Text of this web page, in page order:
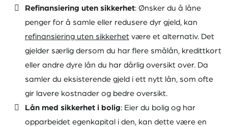
Minst 20 år
En fast inntekt fra arbeid eller pensjon
Ingen betalingsanmerkninger
Les anmeldelse
Refinansiering uten sikkerhet: Ønsker du å låne
penger for å samle eller redusere dyr gjeld, kan
refinansiering uten sikkerhetvære et alternativ. Det
gjelder særlig dersom du har flere smålån, kredittkort
eller andre dyre lån du har dårlig oversikt over. Da
samler du eksisterende gjeld i ett nytt lån, som ofte
gir lavere kostnader og bedre oversikt.
Lån med sikkerhet i bolig: Eier du bolig og har
opparbeidet egenkapital i den, kan dette være en